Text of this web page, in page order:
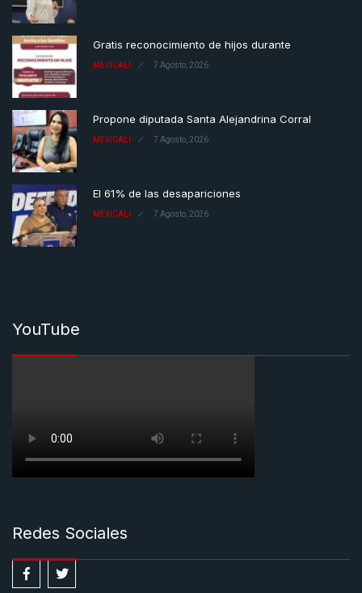
Gratis reconocimiento de hijos durante
MEXICALI 7 Agosto, 2026
Propone diputada Santa Alejandrina Corral
MEXICALI 7 Agosto, 2026
El 61% de las desapariciones
MEXICALI 7 Agosto, 2026
YouTube
Redes Sociales